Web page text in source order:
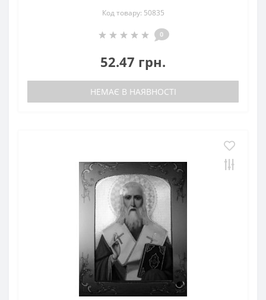
Код товару: 50835
0
52.47 грн.
НЕМАЄ В НАЯВНОСТІ